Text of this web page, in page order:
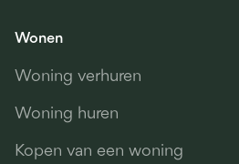
Wonen
Woning verhuren
Woning huren
Kopen van een woning